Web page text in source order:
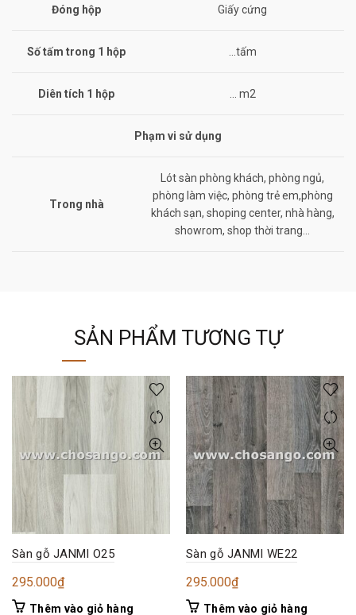
Đóng hộp Giấy cứng
Số tấm trong 1 hộp …tấm
Diên tích 1 hộp … m2
Phạm vi sử dụng
Trong nhà
Lót sàn phòng khách, phòng ngủ,
phòng làm việc, phòng trẻ em,phòng
khách sạn, shoping center, nhà hàng,
showrom, shop thời trang…
SẢN PHẨM TƯƠNG TỰ
Sàn gỗ JANMI O25
295.000₫
Thêm vào giỏ hàng
Sàn gỗ JANMI WE22
295.000₫
Thêm vào giỏ hàng